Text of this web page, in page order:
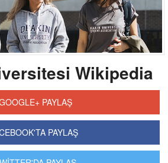
Wikipedia
PAYLAŞ
PAYLAŞ